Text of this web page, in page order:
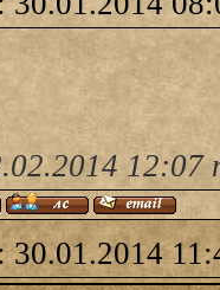
12:07
30.01.2014